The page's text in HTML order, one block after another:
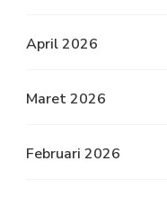
April 2026
Maret 2026
Februari 2026